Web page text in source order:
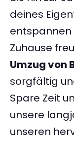
deines
entspannen
Zuhause
Umzug von
sorgfältig
Spare Zeit
unsere
unseren